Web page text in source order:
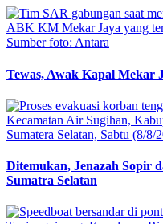
Tewas, Awak Kapal Mekar
Ditemukan, Jenazah Sopir
Sumatra Selatan